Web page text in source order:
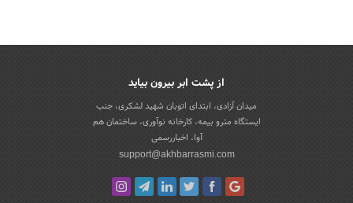
از پشت ابر بیرون بیاید
میدان آزادی، ابتدای اتوبان شهید لشکری، جنب
ایستگاه مترو بیمه، کارخانه نوآوری، ساختمان هم
آوا، اخباررسمی
support@akhbarrasmi.com